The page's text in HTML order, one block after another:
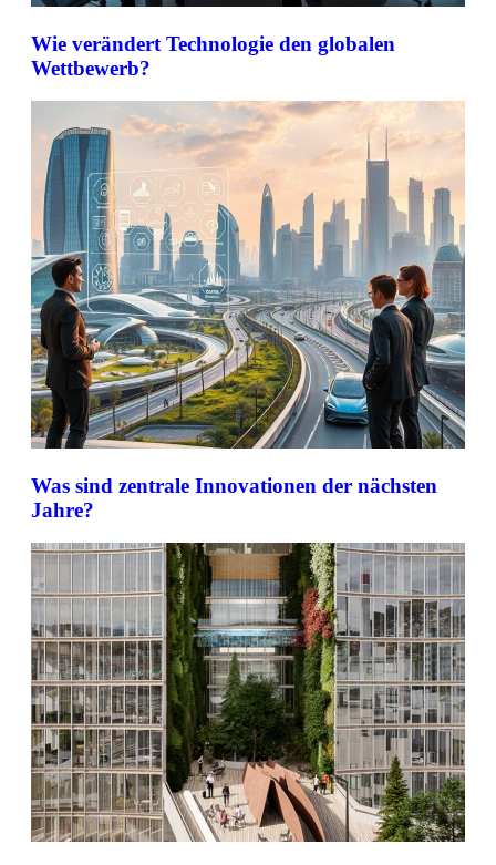
Wie verändert Technologie den globalen
Wettbewerb?
Was sind zentrale Innovationen der nächsten
Jahre?